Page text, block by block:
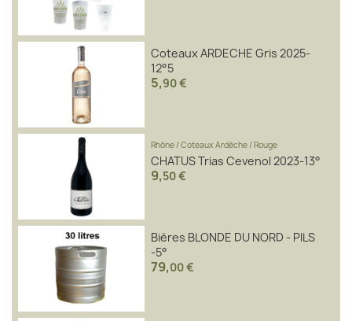
Coteaux ARDECHE Gris 2025-
12°5
5,90 €
Rhône/Coteaux Ardèche/Rouge
CHATUS Trias Cevenol 2023-13°
9,50 €
Bières BLONDE DU NORD - PILS
-5°
79,00 €